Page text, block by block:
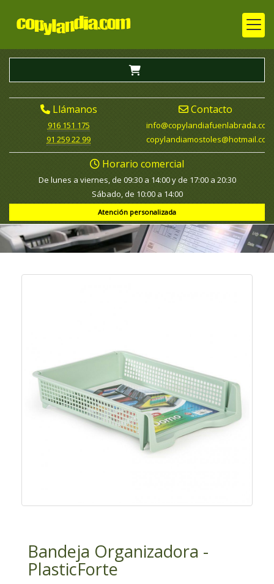
Llámanos
916 151 175
91 259 22 99
Contacto
info
copylandiafuenlabrada.com
copylandiamostoles
hotmail.com
Horario comercial
De lunes a viernes, de 09:30 a 14:00 y de 17:00 a 20:30
Sábado, de 10:00 a 14:00
Atención personalizada
Bandeja Organizadora -
PlasticForte